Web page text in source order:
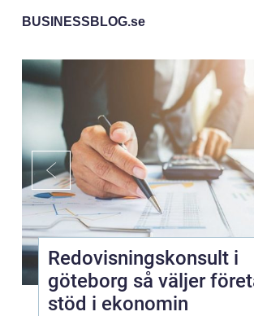
BUSINESSBLOG.se
Redovisningskonsult i
göteborg så väljer företag rätt
stöd i ekonomin